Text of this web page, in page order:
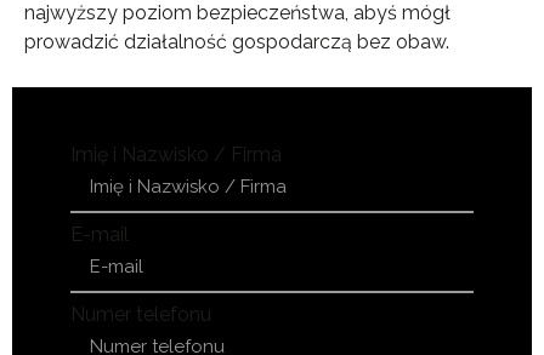
najwyższy poziom bezpieczeństwa, abyś mógł
prowadzić działalność gospodarczą bez obaw.
Imię i Nazwisko / Firma
E-mail
Numer telefonu